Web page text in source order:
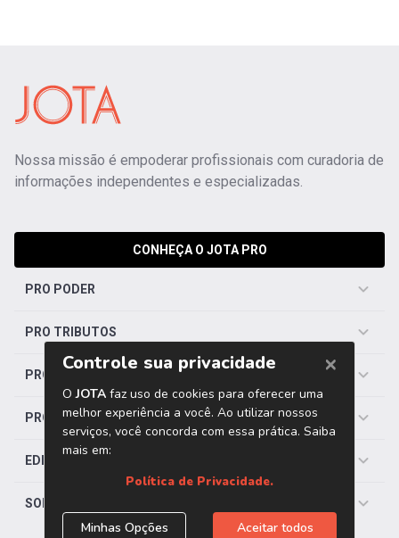
Nossa missão é empoderar profissionais com curadoria de
informações independentes e especializadas.
CONHEÇA O JOTA PRO
PRO PODER
PRO TRIBUTOS
PRO TRABALHISTA
PRO SAÚDE
EDITORIAS
SOBRE O JOTA